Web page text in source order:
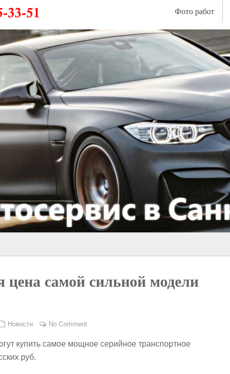
Фото работ
цена самой сильной модели
Новости No Comment
купить самое мощное серийное транспортное
руб.